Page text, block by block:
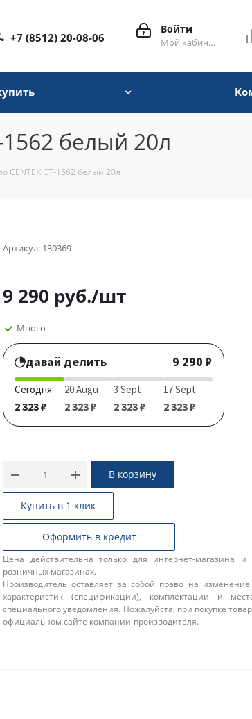
Войти
Мой кабинет
+7 (8512) 20-08-06
белый 20л
CENTEK CT-1562 белый 20л
Артикул: 130369
9 290 руб./шт
Много
давай делить 9 290 ₽
Сегодня
2 323 ₽
20 Augu
2 323 ₽
3 Sept
2 323 ₽
17 Sept
2 323 ₽
В корзину
Купить в 1 клик
Оформить в кредит
Цена действительна только для интернет-магазина
розничных магазинах.
Производитель оставляет за собой право на
характеристик (спецификации), комплектации и
специального уведомления. Пожалуйста, при покупке
официальном сайте компании-производителя.